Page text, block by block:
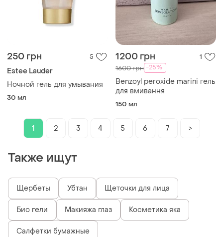
250 грн 5
Estee Lauder
Ночной гель для умывания
30 мл
1200 грн 1
1600 грн -25%
Benzoyl peroxide marini гель
для вмивання
150 мл
1 2 3 4 5 6 7 >
Также ищут
Щербеты Убтан Щеточки для лица
Био гели Макияжа глаз Косметика яка
Салфетки бумажные